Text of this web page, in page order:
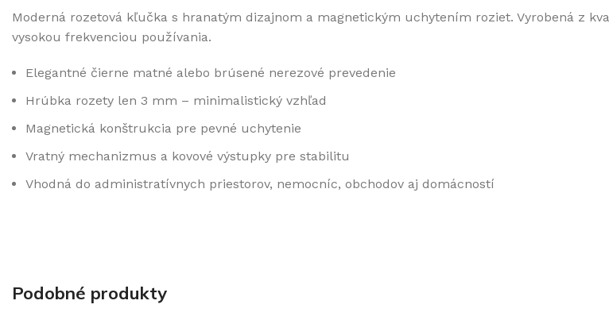
Moderná rozetová kľučka s hranatým dizajnom a magnetickým uchytením roziet. Vyrobená z
vysokou frekvenciou používania.
Elegantné čierne matné alebo brúsené nerezové prevedenie
Hrúbka rozety len 3 mm – minimalistický vzhľad
Magnetická konštrukcia pre pevné uchytenie
Vratný mechanizmus a kovové výstupky pre stabilitu
Vhodná do administratívnych priestorov, nemocníc, obchodov aj domácností
Podobné produkty